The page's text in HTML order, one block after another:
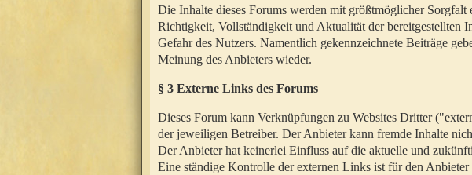
Die Inhalte dieses Forums werden mit größtmöglicher
Richtigkeit, Vollständigkeit und Aktualität der bereitgestellten
Gefahr des Nutzers. Namentlich gekennzeichnete Beiträge
Meinung des Anbieters wieder.
§ 3 Externe Links des Forums
Dieses Forum kann Verknüpfungen zu Websites Dritter
der jeweiligen Betreiber. Der Anbieter kann fremde Inhalte
Der Anbieter hat keinerlei Einfluss auf die aktuelle und
Eine ständige Kontrolle der externen Links ist für den